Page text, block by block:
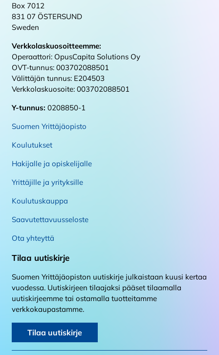
Box 7012
831 07 ÖSTERSUND
Sweden
Verkkolaskuosoitteemme:
Operaattori: OpusCapita Solutions Oy
OVT-tunnus: 003702088501
Välittäjän tunnus: E204503
Verkkolaskuosoite: 003702088501
Y-tunnus: 0208850-1
Suomen Yrittäjäopisto
Koulutukset
Hakijalle ja opiskelijalle
Yrittäjille ja yrityksille
Koulutuskauppa
Saavutettavuusseloste
Ota yhteyttä
Tilaa uutiskirje
Suomen Yrittäjäopiston uutiskirje julkaistaan kuusi kertaa
vuodessa. Uutiskirjeen tilaajaksi pääset tilaamalla
uutiskirjeemme tai ostamalla tuotteitamme
verkkokaupastamme.
Tilaa uutiskirje